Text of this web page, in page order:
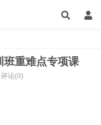
班重难点专项课
评论(0)